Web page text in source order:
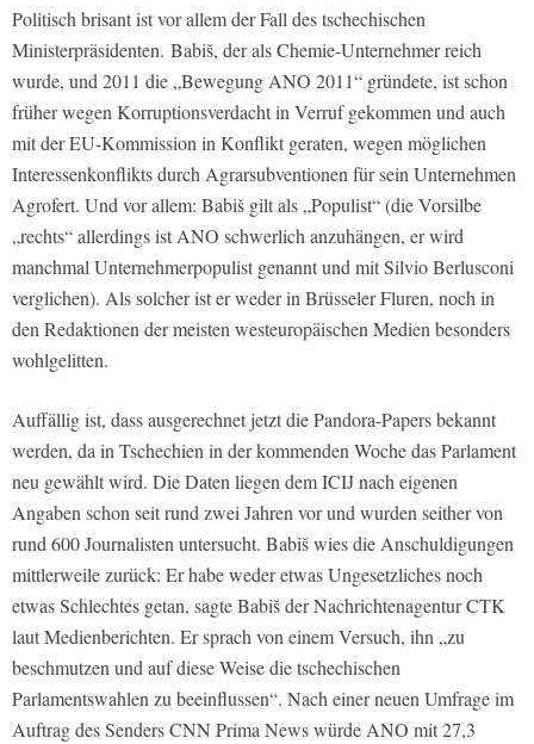
Politisch brisant ist vor allem der Fall des tschechischen
Ministerpräsidenten. Babiš, der als Chemie-Unternehmer reich
wurde, und 2011 die „Bewegung ANO 2011“ gründete, ist schon
früher wegen Korruptionsverdacht in Verruf gekommen und auch
mit der EU-Kommission in Konflikt geraten, wegen möglichen
Interessenkonflikts durch Agrarsubventionen für sein Unternehmen
Agrofert. Und vor allem: Babiš gilt als „Populist“ (die Vorsilbe
„rechts“ allerdings ist ANO schwerlich anzuhängen, er wird
manchmal Unternehmerpopulist genannt und mit Silvio Berlusconi
verglichen). Als solcher ist er weder in Brüsseler Fluren, noch in
den Redaktionen der meisten westeuropäischen Medien besonders
wohlgelitten.
Auffällig ist, dass ausgerechnet jetzt die Pandora-Papers bekannt
werden, da in Tschechien in der kommenden Woche das Parlament
neu gewählt wird. Die Daten liegen dem ICIJ nach eigenen
Angaben schon seit rund zwei Jahren vor und wurden seither von
rund 600 Journalisten untersucht. Babišwies die Anschuldigungen
mittlerweile zurück: Er habe weder etwas Ungesetzliches noch
etwas Schlechtes getan, sagte Babišder Nachrichtenagentur CTK
laut Medienberichten. Er sprach von einem Versuch, ihn „zu
beschmutzen und auf diese Weise die tschechischen
Parlamentswahlen zu beeinflussen“. Nach einer neuen Umfrage im
Auftrag des Senders CNN Prima News würde ANO mit 27,3